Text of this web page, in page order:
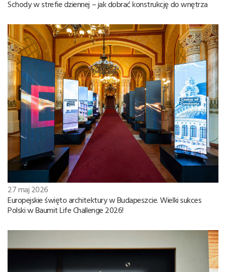
Schody w strefie dziennej – jak dobrać konstrukcję do wnętrza
27 maj 2026
Europejskie święto architektury w Budapeszcie. Wielki sukces
Polski w Baumit Life Challenge 2026!